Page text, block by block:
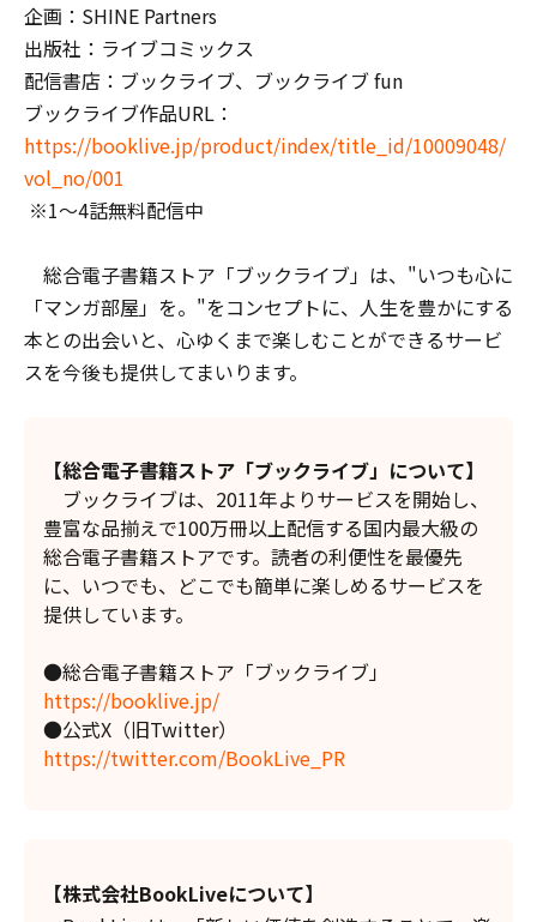
企画：SHINE Partners
出版社：ライブコミックス
配信書店：ブックライブ、ブックライブ fun
ブックライブ作品URL：
https://booklive.jp/product/index/title_id/10009048/
vol_no/001
※1～4話無料配信中
総合電子書籍ストア「ブックライブ」は、"いつも心に
「マンガ部屋」を。"をコンセプトに、人生を豊かにする
本との出会いと、心ゆくまで楽しむことができるサービ
スを今後も提供してまいります。
【総合電子書籍ストア「ブックライブ」について】
ブックライブは、2011年よりサービスを開始し、
豊富な品揃えで100万冊以上配信する国内最大級の
総合電子書籍ストアです。読者の利便性を最優先
に、いつでも、どこでも簡単に楽しめるサービスを
提供しています。
●総合電子書籍ストア「ブックライブ」
https://booklive.jp/
●公式X（旧Twitter）
https://twitter.com/BookLive_PR
【株式会社BookLiveについて】